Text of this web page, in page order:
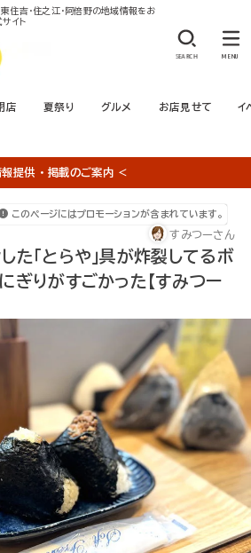
住吉・住之江・阿倍野の地域情報をお
イト
店 夏祭り グルメ お店見せて イ
SEARCH MENU
報提供 ・ 掲載のご案内 ＜
このページにはプロモーションが含まれています。
すみつーさん
た「とらや」具が炸裂してるボ
ぎりがすごかった【すみつー